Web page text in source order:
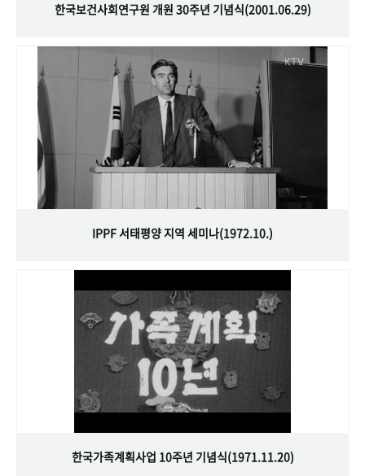
한국보건사회연구원 개원 30주년 기념식(2001.06.29)
IPPF 서태평양 지역 세미나(1972.10.)
한국가족계획사업 10주년 기념식(1971.11.20)